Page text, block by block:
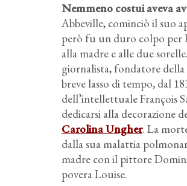
Nemmeno costui aveva
Abbeville, cominciò il suo
però fu un duro colpo per
alla madre e alle due
giornalista, fondatore
breve lasso di tempo, dal
dell’intellettuale François
dedicarsi alla decorazione
Carolina Ungher. La
dalla sua malattia
madre con il pittore
povera Louise.